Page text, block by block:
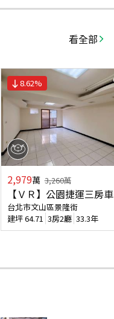
看全部
8.62%
2,979萬 3,260萬
【ＶＲ】公園捷運三房
台北市文山區景隆街
建坪64.71 3房2廳 33.3年